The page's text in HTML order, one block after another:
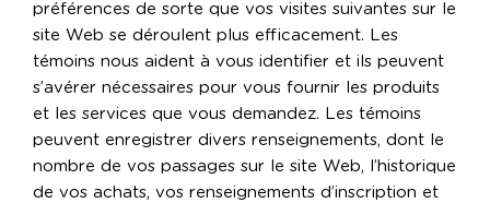
préférences de sorte que vos visites suivantes sur le
site Web se déroulent plus efficacement. Les
témoins nous aident à vous identifier et ils peuvent
s’avérer nécessaires pour vous fournir les produits
et les services que vous demandez. Les témoins
peuvent enregistrer divers renseignements, dont le
nombre de vos passages sur le site Web, l’historique
de vos achats, vos renseignements d’inscription et